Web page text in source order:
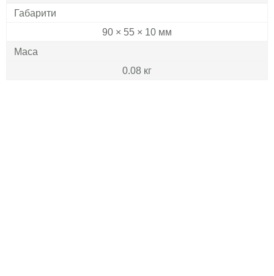
Габарити
90 × 55 × 10 мм
Маса
0.08 кг